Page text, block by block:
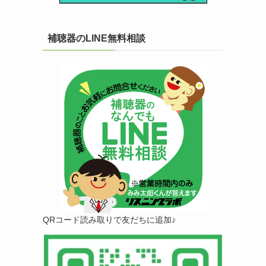
補聴器のLINE無料相談
QRコード読み取りで友だちに追加♪